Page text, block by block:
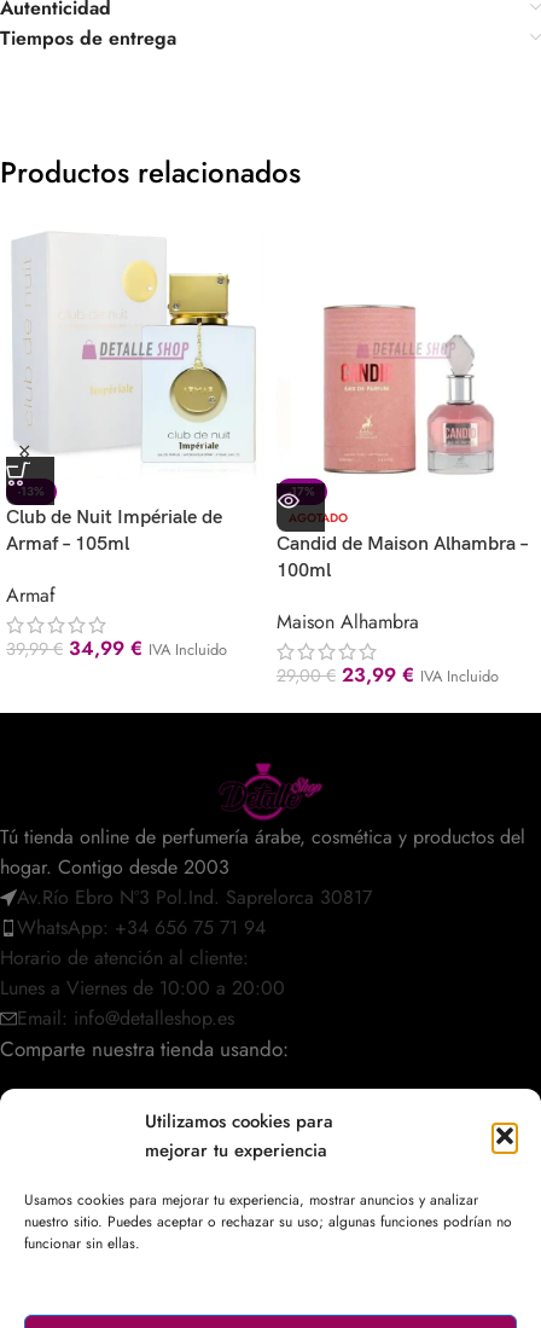
Utilizamos cookies para
mejorar tu experiencia
Usamos cookies para mejorar tu experiencia, mostrar anuncios y analizar
nuestro sitio. Puedes aceptar o rechazar su uso; algunas funciones podrían no
funcionar sin ellas.
Autenticidad
Tiempos de entrega
Productos relacionados
-13%
Club de Nuit Impériale de
Armaf – 105ml
Armaf
39,99€ 34,99 € IVA Incluido
-17%
AGOTADO
Candid de Maison Alhambra –
100ml
Maison Alhambra
29,00€ 23,99 € IVA Incluido
Tú tienda online de perfumería árabe, cosmética y productos del
hogar. Contigo desde 2003
Av.Río Ebro Nº3 Pol.Ind. Saprelorca 30817
WhatsApp: +34 656 75 71 94
Horario de atención al cliente:
Lunes a Viernes de 10:00 a 20:00
Email: info@detalleshop.es
Comparte nuestra tienda usando:
POLÍTICAS / INFORMACIÓN
ACCESO RÁPIDO